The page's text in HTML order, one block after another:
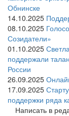
Обнинске
14.10.2025
08.10.2025
Созидатели»
01.10.2025
поддержали
России
26.09.2025
17.09.2025
поддержки ряда
Написать в